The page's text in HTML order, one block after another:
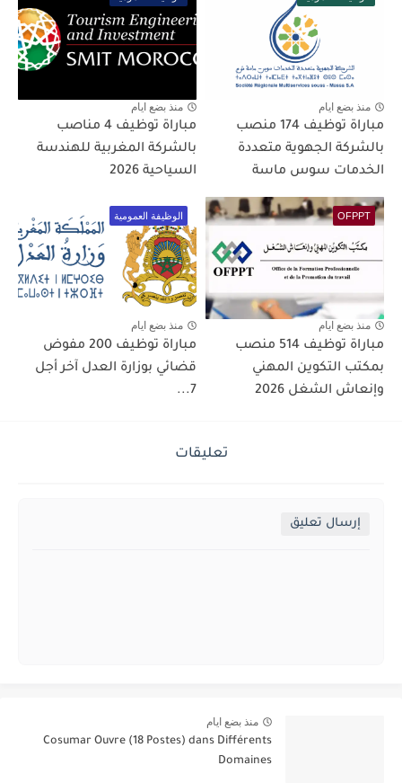
منذ بضع ايام
مباراة توظيف 174 منصب
بالشركة الجهوية متعددة
الخدمات سوس ماسة
منذ بضع ايام
مباراة توظيف 4 مناصب
بالشركة المغربية للهندسة
السياحية 2026
OFPPT
منذ بضع ايام
مباراة توظيف 514 منصب
بمكتب التكوين المهني
وإنعاش الشغل 2026
الوظيفة العمومية
منذ بضع ايام
مباراة توظيف 200 مفوض
قضائي بوزارة العدل آخر أجل
7...
تعليقات
إرسال تعليق
منذ بضع ايام
Cosumar Ouvre (18 Postes) dans Différents
Domaines